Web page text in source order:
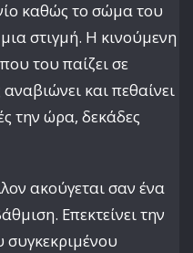
καθώς το σώμα του
στιγμή. Η κινούμενη
του παίζει σε
και πεθαίνει
την ώρα, δεκάδες
ακούγεται σαν ένα
Επεκτείνει την
συγκεκριμένου